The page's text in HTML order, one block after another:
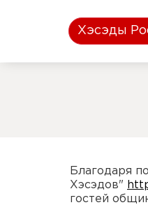
Хэсэды
Благодаря
Хэсэдов"
гостей